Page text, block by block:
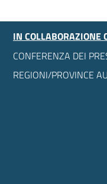
IN COLLABORAZIONE
CONFERENZA DEI
REGIONI/PROVINCE